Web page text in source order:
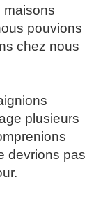
maisons
pouvions
chez nous
plusieurs
devrions pas